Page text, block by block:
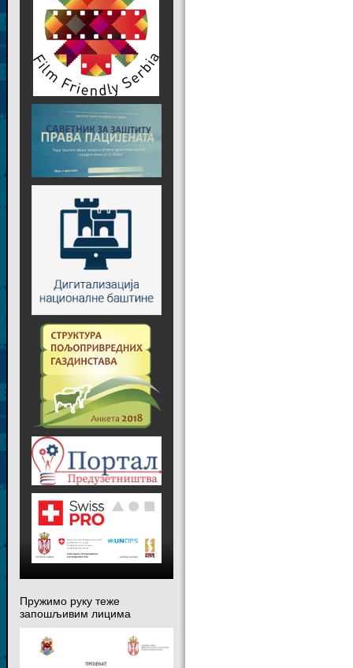
Пружимо руку теже
запошљивим лицима